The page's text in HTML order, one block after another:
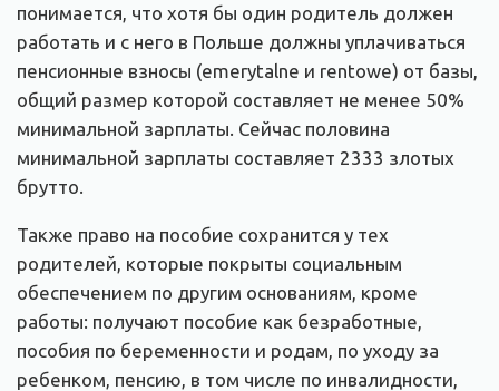
понимается, что хотя бы один родитель должен
работать и с него в Польше должны уплачиваться
пенсионные взносы (emerytalne и rentowe) от базы,
общий размер которой составляет не менее 50%
минимальной зарплаты. Сейчас половина
минимальной зарплаты составляет 2333 злотых
брутто.
Также право на пособие сохранится у тех
родителей, которые покрыты социальным
обеспечением по другим основаниям, кроме
работы: получают пособие как безработные,
пособия по беременности и родам, по уходу за
ребенком, пенсию, в том числе по инвалидности,